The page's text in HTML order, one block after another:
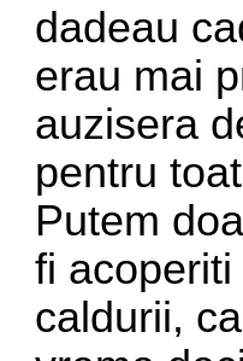
dadeau
erau mai
auzisera
pentru
Putem
fi
caldurii,